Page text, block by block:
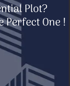
Plot?
Perfect One !